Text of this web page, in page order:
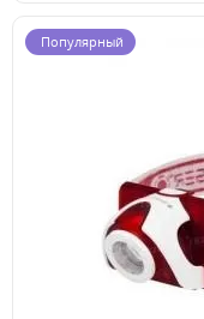
Популярный